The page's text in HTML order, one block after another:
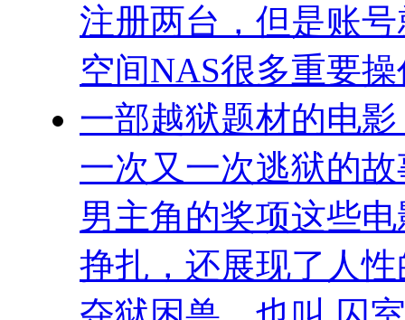
注册两台，但是账
空间NAS很多重要
一部越狱题材的电
一次又一次逃狱的
男主角的奖项这些
挣扎，还展现了人